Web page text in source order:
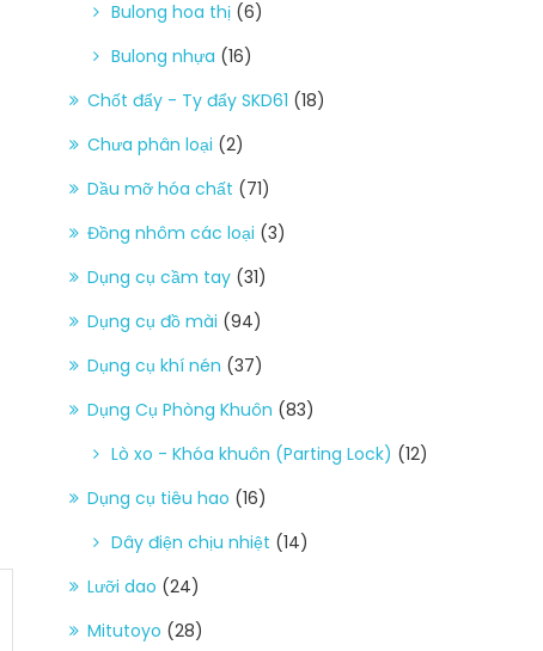
Bulong hoa thị (6)
Bulong nhựa (16)
Chốt đẩy - Ty đẩy SKD61 (18)
Chưa phân loại (2)
Dầu mỡ hóa chất (71)
Đồng nhôm các loại (3)
Dụng cụ cầm tay (31)
Dụng cụ đồ mài (94)
Dụng cụ khí nén (37)
Dụng Cụ Phòng Khuôn (83)
Lò xo - Khóa khuôn (Parting Lock) (12)
Dụng cụ tiêu hao (16)
Dây điện chịu nhiệt (14)
Lưỡi dao (24)
Mitutoyo (28)